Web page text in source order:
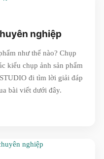
nghiệp
như thế nào? Chụp
kiểu chụp ảnh sản phẩm
đi tìm lời giải đáp
bài viết dưới đây.